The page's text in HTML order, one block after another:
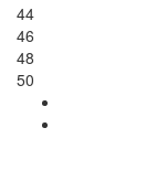
44
46
48
50